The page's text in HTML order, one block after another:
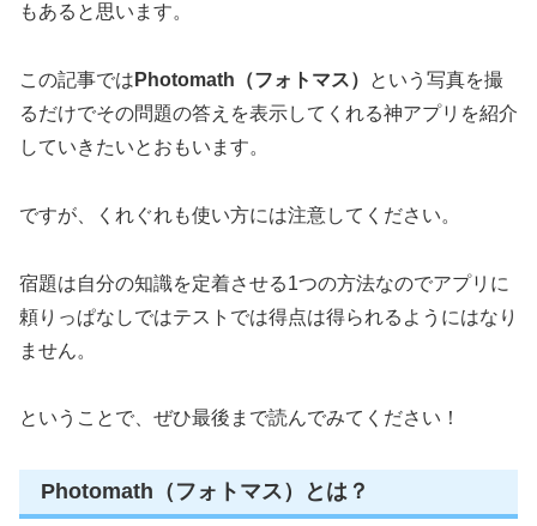
もあると思います。
この記事では Photomath（フォトマス）
という写真を撮
るだけでその問題の答えを表示してくれる神アプリを紹介
していきたいとおもいます。
ですが、くれぐれも使い方には注意してください。
宿題は自分の知識を定着させる1つの方法なのでアプリに
頼りっぱなしではテストでは得点は得られるようにはなり
ません。
ということで、ぜひ最後まで読んでみてください！
Photomath（フォトマス）とは？